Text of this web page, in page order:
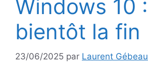
Windows 10 :
bientôt la fin
23/06/2025 par Laurent Gébeau